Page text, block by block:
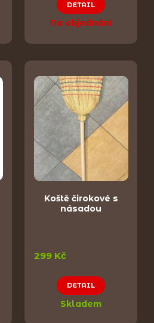
DETAIL
Na objednání
Koště čirokové s
násadou
299 Kč
DETAIL
Skladem